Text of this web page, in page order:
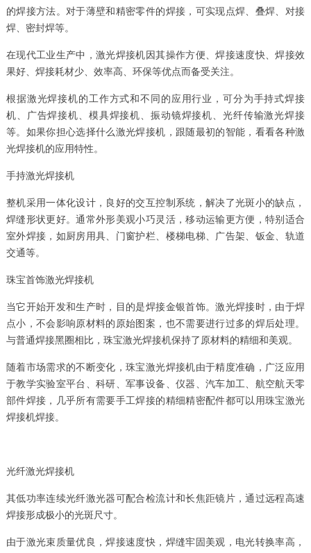
的焊接方法。对于薄壁和精密零件的焊接，可实现点焊、叠焊、对接
焊、密封焊等。
在现代工业生产中，激光焊接机因其操作方便、焊接速度快、焊接效
果好、焊接耗材少、效率高、环保等优点而备受关注。
根据激光焊接机的工作方式和不同的应用行业，可分为手持式焊接
机、广告焊接机、模具焊接机、振动镜焊接机、光纤传输激光焊接
等。如果你担心选择什么激光焊接机，跟随最初的智能，看看各种激
光焊接机的应用特性。
手持激光焊接机
整机采用一体化设计，良好的交互控制系统，解决了光斑小的缺点，
焊缝形状更好。通常外形美观小巧灵活，移动运输更方便，特别适合
室外焊接，如厨房用具、门窗护栏、楼梯电梯、广告架、钣金、轨道
交通等。
珠宝首饰激光焊接机
当它开始开发和生产时，目的是焊接金银首饰。激光焊接时，由于焊
点小，不会影响原材料的原始图案，也不需要进行过多的焊后处理。
与普通焊接黑圈相比，珠宝激光焊接机保持了原材料的精细和美观。
随着市场需求的不断变化，珠宝激光焊接机由于精度准确，广泛应用
于教学实验室平台、科研、军事设备、仪器、汽车加工、航空航天零
部件焊接，几乎所有需要手工焊接的精细精密配件都可以用珠宝激光
焊接机焊接。
光纤激光焊接机
其低功率连续光纤激光器可配合检流计和长焦距镜片，通过远程高速
焊接形成极小的光斑尺寸。
由于激光束质量优良，焊接速度快，焊缝牢固美观，电光转换率高，